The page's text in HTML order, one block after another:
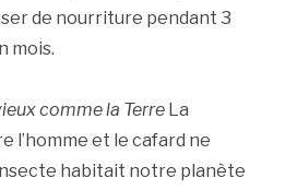
de nourriture pendant 3
mois.
comme la Terre La
l’homme et le cafard ne
habitait notre planète